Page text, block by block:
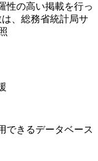
性の高い掲載を行っ
、総務省統計局サ
できるデータベース